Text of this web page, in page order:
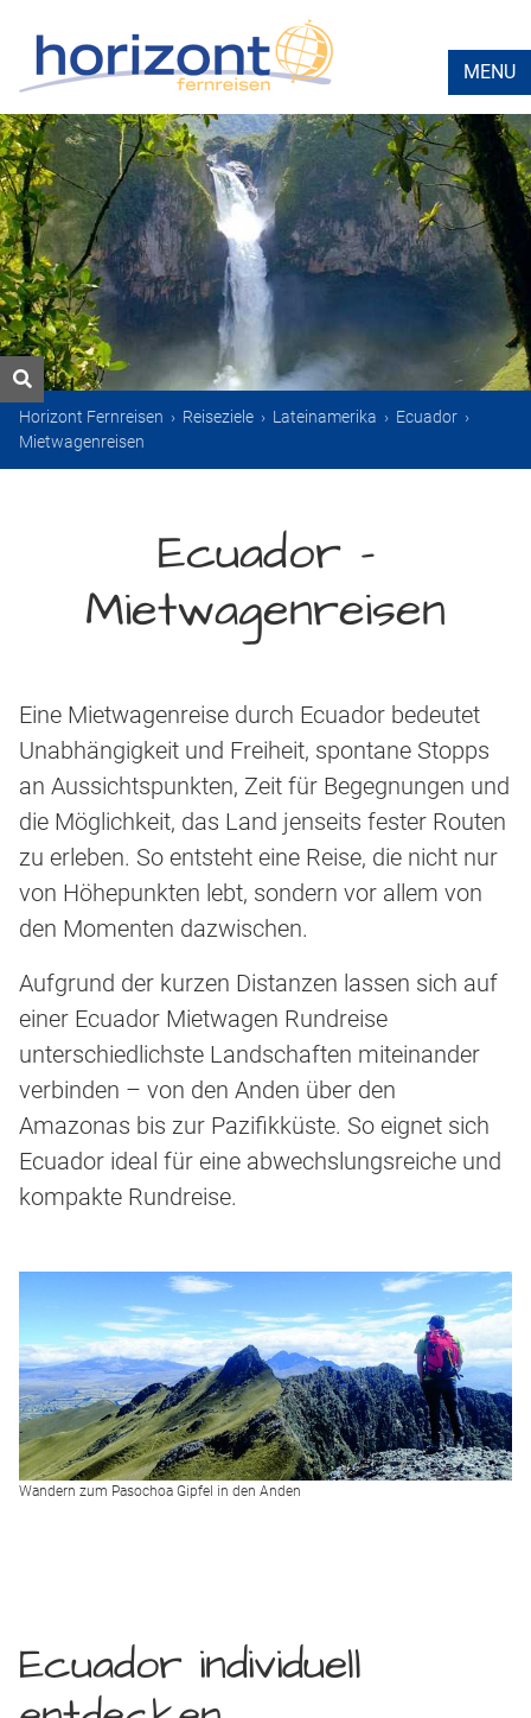
MENU
Horizont Fernreisen › Reiseziele › Lateinamerika › Ecuador ›
Mietwagenreisen
Ecuador –
Mietwagenreisen
Eine Mietwagenreise durch Ecuador bedeutet
Unabhängigkeit und Freiheit, spontane Stopps
an Aussichtspunkten, Zeit für Begegnungen und
die Möglichkeit, das Land jenseits fester Routen
zu erleben. So entsteht eine Reise, die nicht nur
von Höhepunkten lebt, sondern vor allem von
den Momenten dazwischen.
Aufgrund der kurzen Distanzen lassen sich auf
einer Ecuador Mietwagen Rundreise
unterschiedlichste Landschaften miteinander
verbinden – von den Anden über den
Amazonas bis zur Pazifikküste. So eignet sich
Ecuador ideal für eine abwechslungsreiche und
kompakte Rundreise.
Wandern zum Pasochoa Gipfel in den Anden
Ecuador individuell